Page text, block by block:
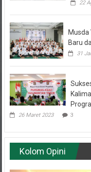
Baru
31
26 Maret 2023 3
Kolom Opini